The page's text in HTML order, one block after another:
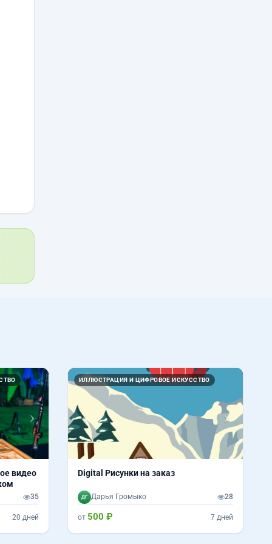
Вперед
видео
35
20 дней
ИЛЛЮСТРАЦИЯ И ЦИФРОВОЕ ИСКУССТВО
Назад Вперед
Digital Рисунки на заказ
Дарья Громыко 28
от 500 ₽ 7 дней